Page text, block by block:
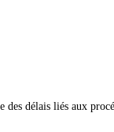
délais liés aux